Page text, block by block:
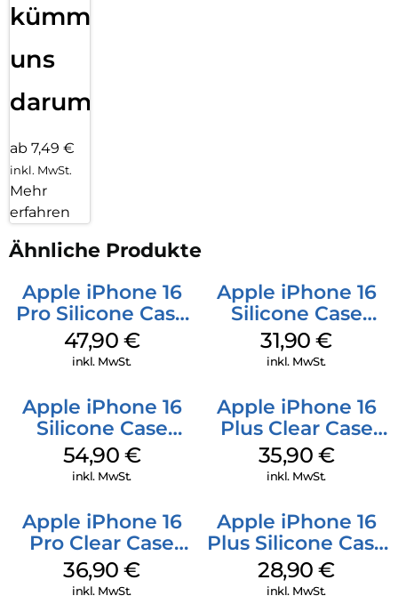
kümmern
uns
darum!
ab 7,49 €
inkl. MwSt.
Mehr
erfahren
Ähnliche Produkte
Apple iPhone 16
Pro Silicone Case
MagSafe Denim
47,90 €
inkl. MwSt.
Apple iPhone 16
Silicone Case
MagSafe Fuchsia
31,90€
inkl. MwSt.
Apple iPhone 16
Silicone Case
MagSafe Black
54,90 €
inkl. MwSt.
Apple iPhone 16
Plus Clear Case
MagSafe
Transparent
35,90 €
inkl. MwSt.
Apple iPhone 16
Pro Clear Case
MagSafe
Transparent
36,90€
inkl. MwSt.
Apple iPhone 16
Plus Silicone Case
MagSafe Black
28,90€
inkl. MwSt.